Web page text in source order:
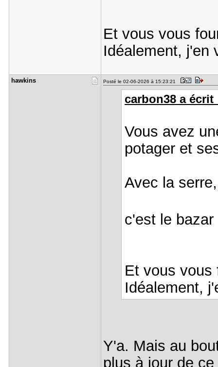
Et vous vous
Idéalement,
hawkins Posté le 02-06-2026 à 15:23:21
carbon38 a écrit
Vous avez
potager et
Avec la
c'est le
Et vous vous
Idéalement,
Y'a. Mais au
plus à jour de